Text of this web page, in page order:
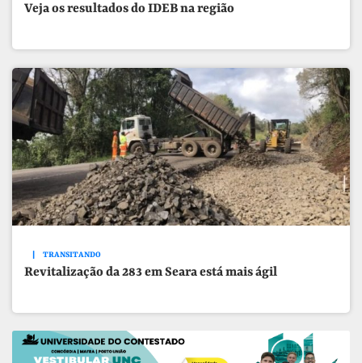
Veja os resultados do IDEB na região
TRANSITANDO
Revitalização da 283 em Seara está mais ágil